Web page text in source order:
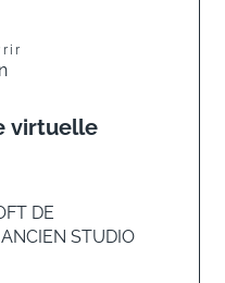
virtuelle
DE
STUDIO